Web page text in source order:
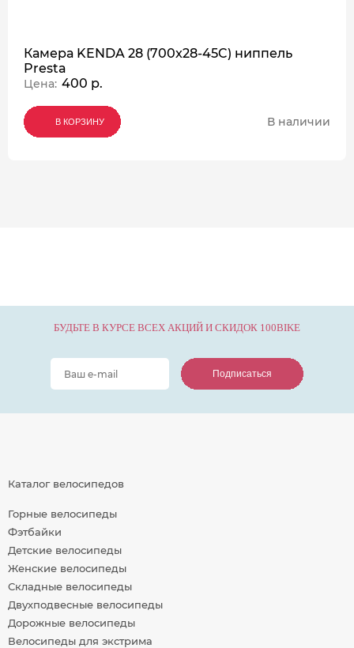
Камера KENDA 28 (700x28-45C) ниппель
Presta
Цена: 400 р.
В КОРЗИНУ
В КОРЗИНУ
В КОРЗИНУ В наличии
БУДЬТЕ В КУРСЕ ВСЕХ АКЦИЙ И СКИДОК 100BIKE
Подписаться
Подписаться
Подписаться
Каталог велосипедов
Горные велосипеды
Фэтбайки
Детские велосипеды
Женские велосипеды
Складные велосипеды
Двухподвесные велосипеды
Дорожные велосипеды
Велосипеды для экстрима